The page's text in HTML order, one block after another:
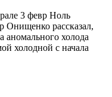
3 февр Ноль
Онищенко рассказал,
аномального холода
холодной с начала